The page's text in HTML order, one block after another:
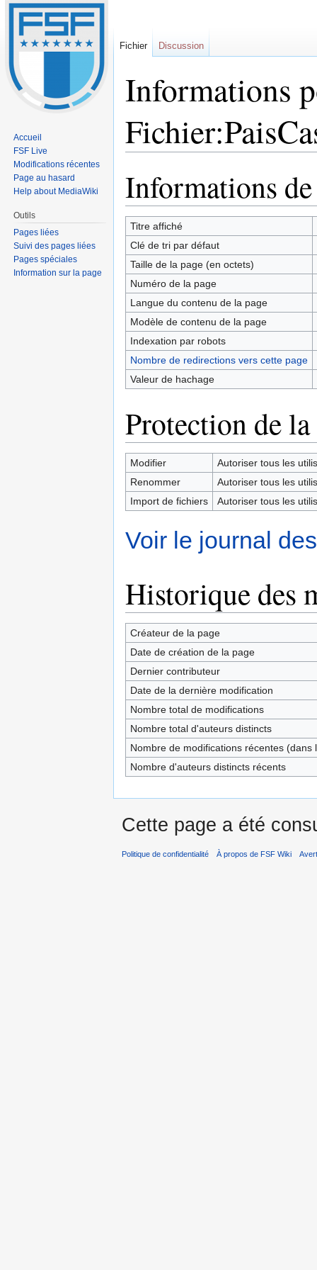
Informations
la
navigation
la
recherche
Informations de
Titre affiché
Clé de tri par défaut
Taille de la page (en octets)
Numéro de la page
Langue du contenu de la page
Modèle de contenu de la page
Indexation par robots
Nombre de redirections vers cette page
Valeur de hachage
Protection de la
Modifier
Autoriser tous les
Renommer
Autoriser tous les
Import de fichiers
Autoriser tous les
Voir le journal
Historique des
Créateur de la page
Date de création de la page
Dernier contributeur
Date de la dernière modification
Nombre total de modifications
Nombre total d'auteurs distincts
Nombre de modifications récentes (dans
Nombre d'auteurs distincts récents
Fichier Discussion
Accueil
FSF Live
Modifications récentes
Page au hasard
Help about MediaWiki
Outils
Pages liées
Suivi des pages liées
Pages spéciales
Information sur la page
Cette page a été
Politique de confidentialité À propos de FSF Wiki